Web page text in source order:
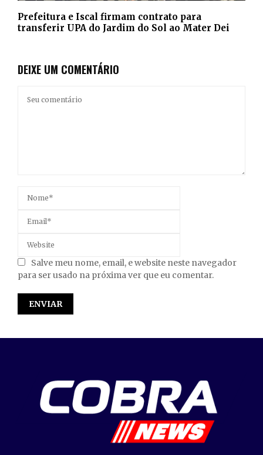
Prefeitura e Iscal firmam contrato para
transferir UPA do Jardim do Sol ao Mater Dei
DEIXE UM COMENTÁRIO
Salve meu nome, email, e website neste navegador
para ser usado na próxima ver que eu comentar.